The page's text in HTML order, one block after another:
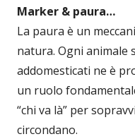
Marker & paura…
La paura è un
natura. Ogni animale
addomesticati ne è
un ruolo
“chi va là” per
circondano.